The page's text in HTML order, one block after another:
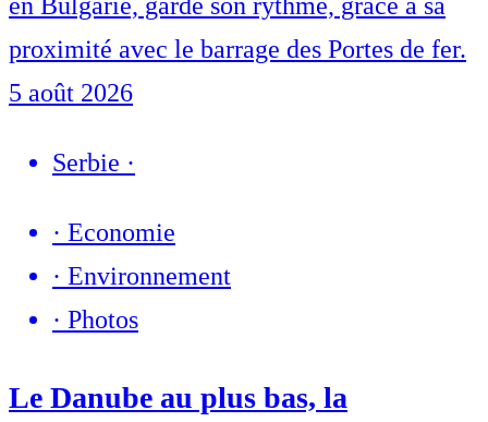
en Bulgarie, garde son rythme, grâce à sa
proximité avec le barrage des Portes de fer.
5 août 2026
Serbie ·
· Economie
· Environnement
· Photos
Le Danube au plus bas, la